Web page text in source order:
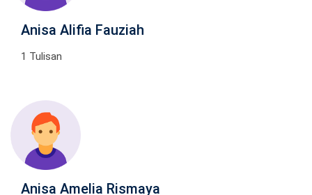
Anisa Alifia Fauziah
1 Tulisan
Anisa Amelia Rismaya